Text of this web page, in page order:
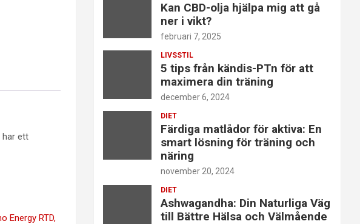
har ett
Kan CBD-olja hjälpa mig att gå
ner i vikt?
februari 7, 2025
LIVSSTIL
5 tips från kändis-PTn för att
maximera din träning
december 6, 2024
DIET
Färdiga matlådor för aktiva: En
smart lösning för träning och
näring
november 20, 2024
DIET
Ashwagandha: Din Naturliga Väg
till Bättre Hälsa och Välmående